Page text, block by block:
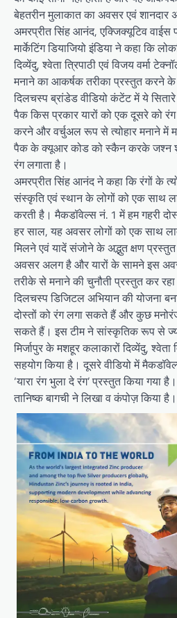
बेहतरीन मुलाकात का अवसर एवं शानदार
अमरप्रीत सिंह आनंद, एक्जि़क्यूटिव वाईस
मार्केटिंग डियाजियो इंडिया ने कहा कि
दिव्येंदु, श्वेता त्रिपाठी एवं विजय वर्मा
मनाने का आकर्षक तरीका प्रस्तुत करने
दिलचस्प ब्रांडेड वीडियो कंटेंट में ये
पैक किस प्रकार यारों को एक दूसरे को
करने और वर्चुअल रूप से त्योहार मनाने में
पैक के क्यूआर कोड को स्कैन करके जश्न
रंग लगाता है।
अमरप्रीत सिंह आनंद ने कहा कि रंगों के
संस्कृति एवं स्थान के लोगों को एक साथ
करती है। मैकडॉवेल्स नं. 1 में हम गहरी
हर साल, यह अवसर लोगों को एक साथ
मिलने एवं यादें संजोने के अद्भुत क्षण
अवसर अलग है और यारों के सामने इस
तरीके से मनाने की चुनौती प्रस्तुत कर
दिलचस्प डिजिटल अभियान की योजना
दोस्तों को रंग लगा सकते हैं और कुछ
सकते हैं। इस टीम ने सांस्कृतिक रूप से
मिर्जापुर के मशहूर कलाकारों दिव्येंदु,
सहयोग किया है। दूसरे वीडियो में
‘यारा रंग भुला दे रंग’ प्रस्तुत किया गया
तानिष्क बागची ने लिखा व कंपोज़ किया है।